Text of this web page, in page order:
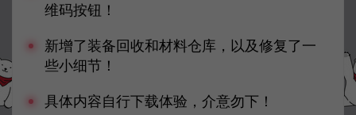
维码按钮！
新增了装备回收和材料仓库，以及修复了一
些小细节！
具体内容自行下载体验，介意勿下！